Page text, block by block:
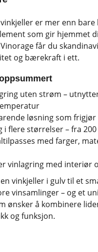
er mer enn bare
som gir hjemmet
får du
og bærekraft i ett.
uten strøm –
løsning som
i flere størrelser – fra
med farger,
vinlagring med interiør
vinkjeller i gulv til et
vinsamlinger – og et
ønsker å kombinere
og funksjon.